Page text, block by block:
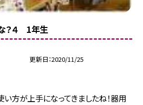
？４ 1年生
更新日 2020/11/25
い方が上手になってきましたね！器用